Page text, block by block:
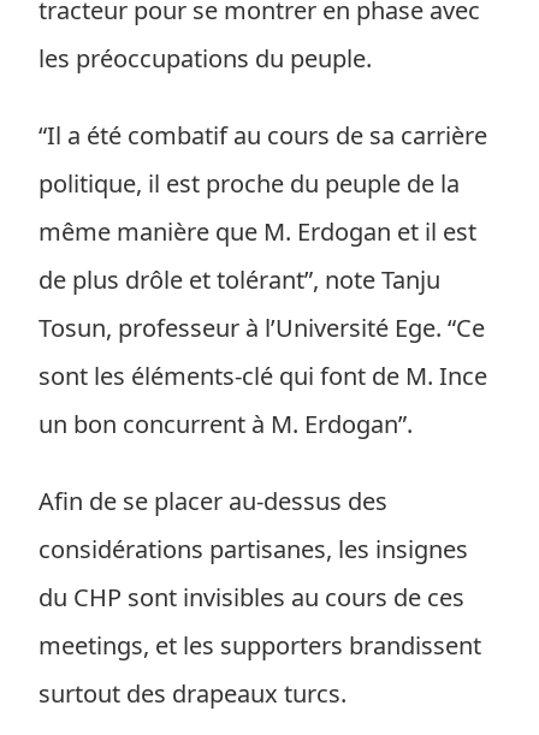
tracteur pour se montrer en phase avec
les préoccupations du peuple.
“Il a été combatif au cours de sa carrière
politique, il est proche du peuple de la
même manière que M. Erdogan et il est
de plus drôle et tolérant”, note Tanju
Tosun, professeur à l’Université Ege. “Ce
sont les éléments-clé qui font de M. Ince
un bon concurrent à M. Erdogan”.
Afin de se placer au-dessus des
considérations partisanes, les insignes
du CHP sont invisibles au cours de ces
meetings, et les supporters brandissent
surtout des drapeaux turcs.